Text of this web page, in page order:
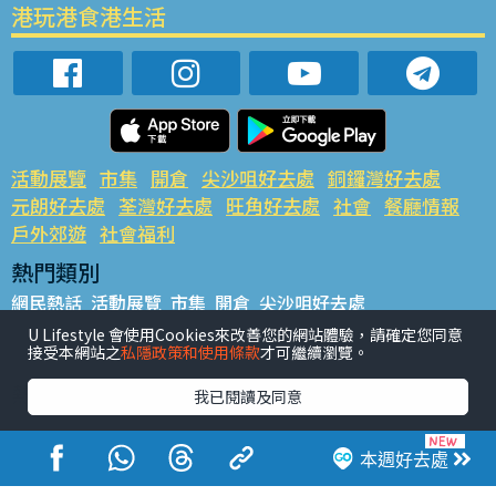
本週好去處
港玩港食港生活
活動展覽 市集 開倉 尖沙咀好去處 銅鑼灣好去處
元朗好去處 荃灣好去處 旺角好去處 社會 餐廳情報
戶外郊遊 社會福利
熱門類別
網民熱話 活動展覽 市集 開倉 尖沙咀好去處
銅鑼灣好去處 元朗好去處 荃灣好去處 旺角好去處 社會
餐廳情報 戶外郊遊
熱門標籤
#UGO搵好去處 #人氣活動推介 #美食社群熱話
#親子玩樂好去處
#ULifestyle應用程式
#限時搶
#UJetso禮物放送
#ULifestyle商戶中心 #著數 #網絡熱話
U Lifestyle 會使用Cookies來改善您的網站體驗，請確定您同意
接受本網站之私隱政策和使用條款才可繼續瀏覽。
我已閱讀及同意